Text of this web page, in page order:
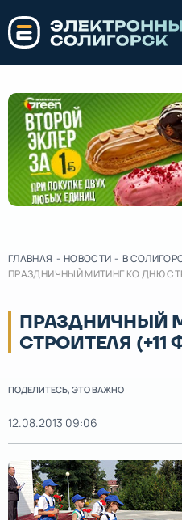
ГЛАВНАЯ - НОВОСТИ - В
ПРАЗДНИЧНЫЙ МИТИНГ КО ДНЮ
ПРАЗДНИЧНЫЙ
СТРОИТЕЛЯ (+11
ПОДЕЛИТЕСЬ, ЭТО ВАЖНО
12.08.2013 09:06